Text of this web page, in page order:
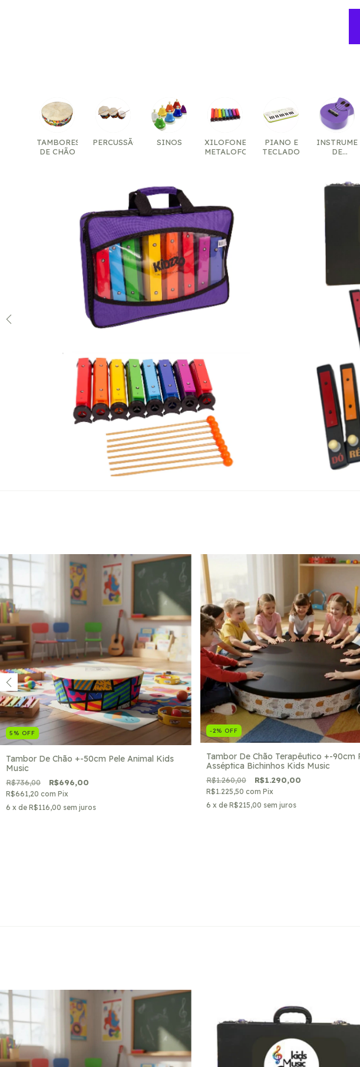
TAMBORES
DE CHÃO
PERCUSSÃO SINOS
XILOFONES
METALOFONES
PIANO E
TECLADO
DE
5 % OFF
Tambor De Chão +-50cm Pele Animal Kids
Music
R$736,00 R$696,00
R$661,20 com Pix
6 x de R$116,00 sem juros
-2% OFF
Tambor De Chão Terapêutico +-90cm
Asséptica Bichinhos Kids Music
R$1.260,00 R$1.290,00
R$1.225,50 com Pix
6 x de R$215,00 sem juros